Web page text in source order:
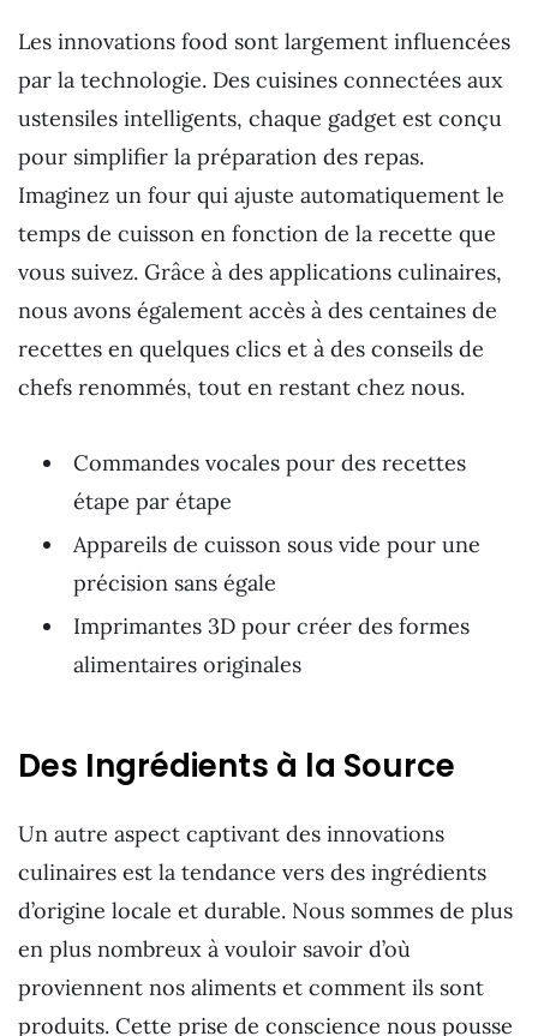
Les innovations food sont largement influencées
par la technologie. Des cuisines connectées aux
ustensiles intelligents, chaque gadget est conçu
pour simplifier la préparation des repas.
Imaginez un four qui ajuste automatiquement le
temps de cuisson en fonction de la recette que
vous suivez. Grâce à des applications culinaires,
nous avons également accès à des centaines de
recettes en quelques clics et à des conseils de
chefs renommés, tout en restant chez nous.
Commandes vocales pour des recettes
étape par étape
Appareils de cuisson sous vide pour une
précision sans égale
Imprimantes 3D pour créer des formes
alimentaires originales
Des Ingrédients à la Source
Un autre aspect captivant des innovations
culinaires est la tendance vers des ingrédients
d’origine locale et durable. Nous sommes de plus
en plus nombreux à vouloir savoir d’où
proviennent nos aliments et comment ils sont
produits. Cette prise de conscience nous pousse